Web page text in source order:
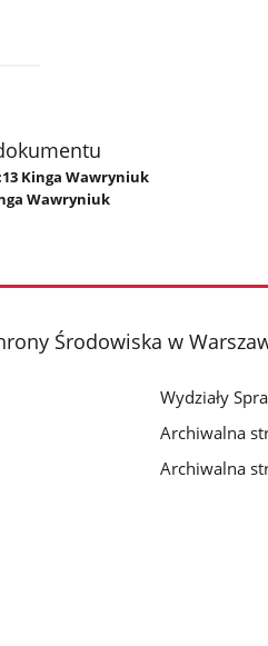
Kinga Wawryniuk
Wawryniuk
Środowiska w
Wydziały
Archiwalna
Archiwalna